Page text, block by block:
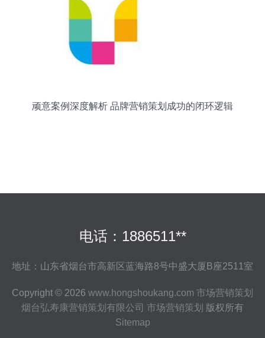
顽意案例深度解析 品牌营销策划成功的闭环逻辑
电话：1886511**
地址：山东省烟台市高新区蓝海路8号中盛大厦B座2511室
Copyright © 2026 www.hongshoukang.com 市场营销策划
烟台弘寿康营销策划有限公司 市场营销策划 版权所有
Sitemap